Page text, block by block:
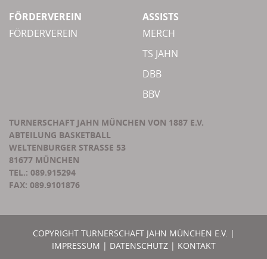
FÖRDERVEREIN
FÖRDERVEREIN
ASSISTS
MERCH
TS JAHN
DBB
BBV
TURNERSCHAFT JAHN MÜNCHEN VON 1887 E.V.
ABTEILUNG BASKETBALL
WELTENBURGER STRASSE 53
81677 MÜNCHEN
TEL.: 089.915294
FAX: 089.9101876
COPYRIGHT TURNERSCHAFT JAHN MÜNCHEN E.V. |
IMPRESSUM | DATENSCHUTZ| KONTAKT